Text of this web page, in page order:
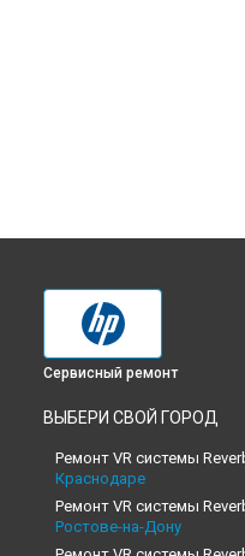
Сервисный ремонт
ВЫБЕРИ СВОЙ ГОРОД
Ремонт VR системы
Краснодаре
Ремонт VR системы
Ростове-на-Дону